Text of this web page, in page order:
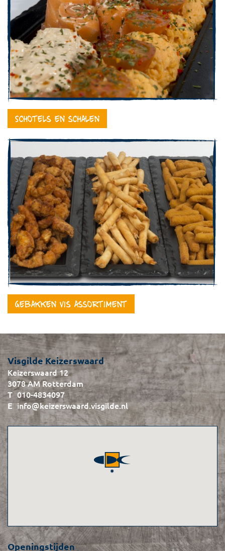
Schotels en schalen
Gebakken vis assortiment
Visgilde Keizerswaard
Keizerswaard 12
3078 AM Rotterdam
010-4834097
info@keizerswaard.visgilde.nl
Openingstijden